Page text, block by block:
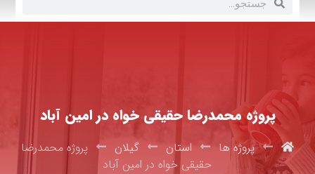
پروژه محمدرضا حقیقی خواه در امین آباد
پروژه ها استان گیلان
پروژه محمدرضا
حقیقی خواه در امین آباد